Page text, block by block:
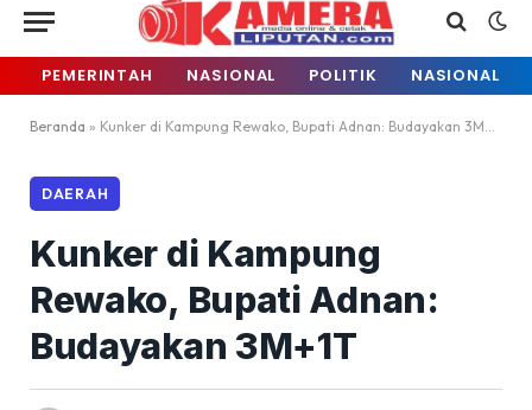
PEMERINTAH NASIONAL POLITIK NASIONAL
Beranda » Kunker di Kampung Rewako, Bupati Adnan: Budayakan 3M+1T
DAERAH
Kunker di Kampung
Rewako, Bupati Adnan:
Budayakan 3M+1T